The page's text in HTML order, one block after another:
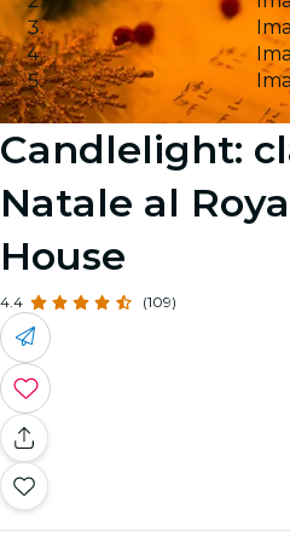
Candlelight:
Natale al
House
4.4 (109)